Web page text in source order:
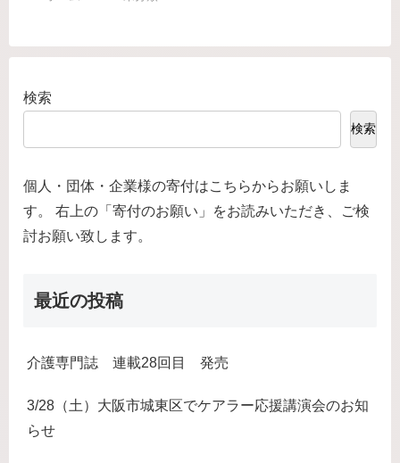
検索
検索
個人・団体・企業様の寄付はこちらからお願いしま
す。 右上の「寄付のお願い」をお読みいただき、ご検
討お願い致します。
最近の投稿
介護専門誌 連載28回目 発売
3/28（土）大阪市城東区でケアラー応援講演会のお知
らせ